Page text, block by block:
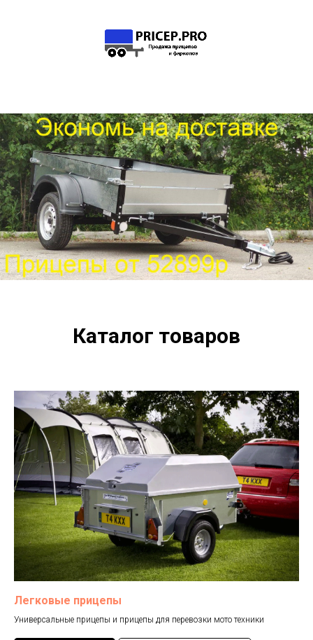
Каталог товаров
Легковые прицепы
Универсальные прицепы и прицепы для перевозки мото техники